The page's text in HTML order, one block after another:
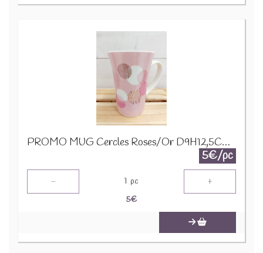
PROMO MUG Cercles Roses/Or D9H12,5CM 24322
5€/pc
- 1 pc +
5€